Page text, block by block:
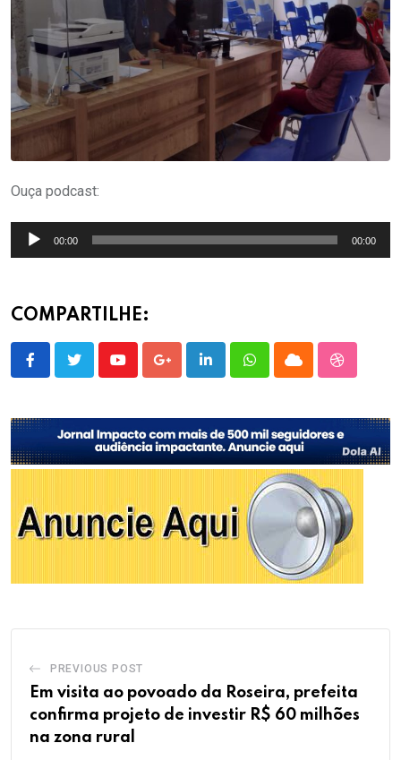
Ouça podcast:
Tocador
de
00:00 00:00
COMPARTILHE:
YoutubeGoogle+LinkedInWhatsappCloud
PREVIOUS POST
Em visita ao povoado da Roseira, prefeita
confirma projeto de investir R$ 60 milhões
na zona rural